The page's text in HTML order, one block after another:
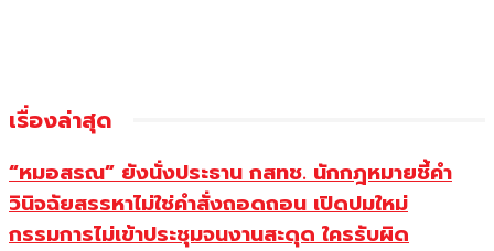
เรื่องล่าสุด
“หมอสรณ” ยังนั่งประธาน กสทช. นักกฎหมายชี้คำ
วินิจฉัยสรรหาไม่ใช่คำสั่งถอดถอน เปิดปมใหม่
กรรมการไม่เข้าประชุมจนงานสะดุด ใครรับผิด